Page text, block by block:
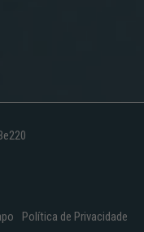
Política de Privacidade